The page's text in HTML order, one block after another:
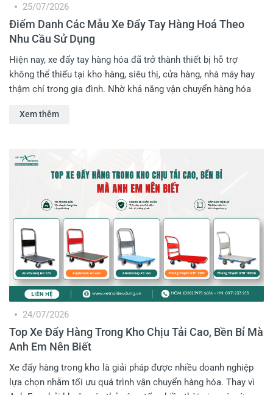
Điểm Danh Các Mẫu Xe Đẩy Tay Hàng Hoá Theo
Nhu Cầu Sử Dụng
25/07/2026
Hiện nay, xe đẩy tay hàng hóa đã trở thành thiết bị hỗ trợ
không thể thiếu tại kho hàng, siêu thị, cửa hàng, nhà máy hay
thậm chí trong gia đình. Nhờ khả năng vận chuyển hàng hóa
việc, dòng sản phẩm này ngày càng được nhiều Anh Em lựa
đẩy tay hàng hóa đáng mua ngay dưới đây!
Xem thêm
Top Xe Đẩy Hàng Trong Kho Chịu Tải Cao, Bền Bỉ Mà
Anh Em Nên Biết
24/07/2026
Xe đẩy hàng trong kho là giải pháp được nhiều doanh nghiệp
lựa chọn nhằm tối ưu quá trình vận chuyển hàng hóa. Thay vì